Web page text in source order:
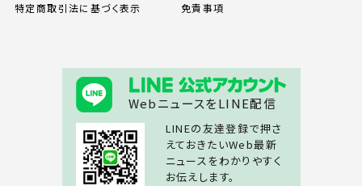
特定商取引法に基づく表示
免責事項
WebニュースをLINE配信
LINEの友達登録で押さ
えておきたいWeb最新
ニュースをわかりやすく
お伝えします。